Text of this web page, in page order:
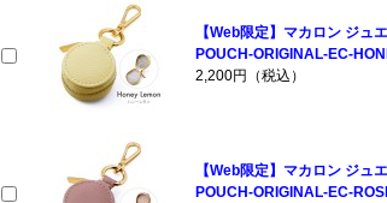
【Web限定】マカロン ジュ
POUCH-ORIGINAL-EC-
2,200円（税込）
【Web限定】マカロン ジュ
POUCH-ORIGINAL-EC-